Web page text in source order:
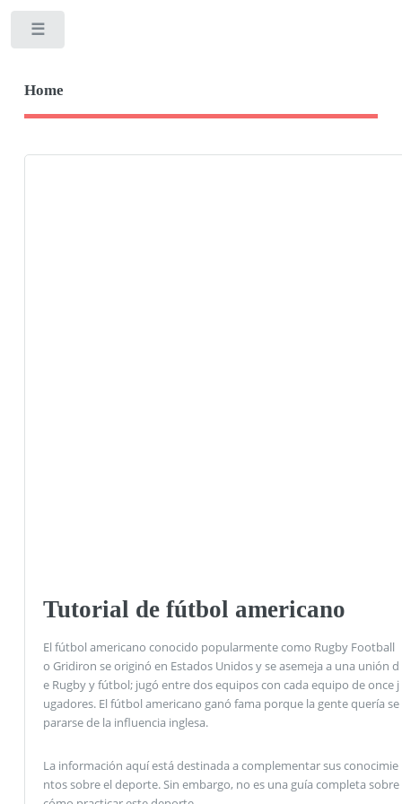
Home
Tutorial de fútbol americano
El fútbol americano conocido popularmente como Rugby Football
o Gridiron se originó en Estados Unidos y se asemeja a una unión d
e Rugby y fútbol; jugó entre dos equipos con cada equipo de once j
ugadores. El fútbol americano ganó fama porque la gente quería se
pararse de la influencia inglesa.
La información aquí está destinada a complementar sus conocimie
ntos sobre el deporte. Sin embargo, no es una guía completa sobre